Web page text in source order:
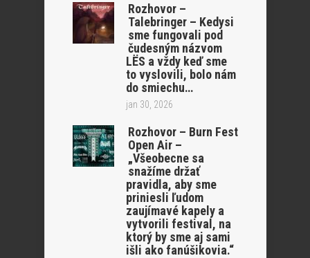
Rozhovor –
Talebringer – Kedysi
sme fungovali pod
čudesným názvom
LËS a vždy keď sme
to vyslovili, bolo nám
do smiechu…
jan 30, 2026
Rozhovor – Burn Fest
Open Air –
„Všeobecne sa
snažíme držať
pravidla, aby sme
priniesli ľudom
zaujímavé kapely a
vytvorili festival, na
ktorý by sme aj sami
išli ako fanúšikovia.“